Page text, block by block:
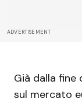
ADVERTISEMENT
Già dalla
sul mercato